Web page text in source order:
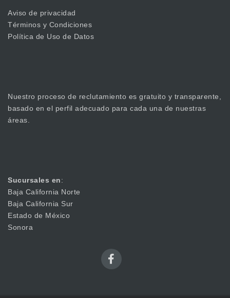
Aviso de privacidad
Términos y Condiciones
Política de Uso de Datos
Nuestro proceso de reclutamiento es gratuito y transparente,
basado en el perfil adecuado para cada una de nuestras
áreas.
Sucursales en:
Baja California Norte
Baja California Sur
Estado de México
Sonora